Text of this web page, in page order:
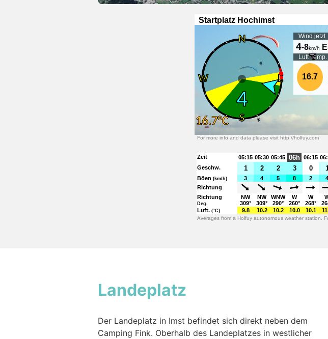
Landeplatz
Der Landeplatz in Imst befindet sich direkt neben dem
Camping Fink. Oberhalb des Landeplatzes in westlicher